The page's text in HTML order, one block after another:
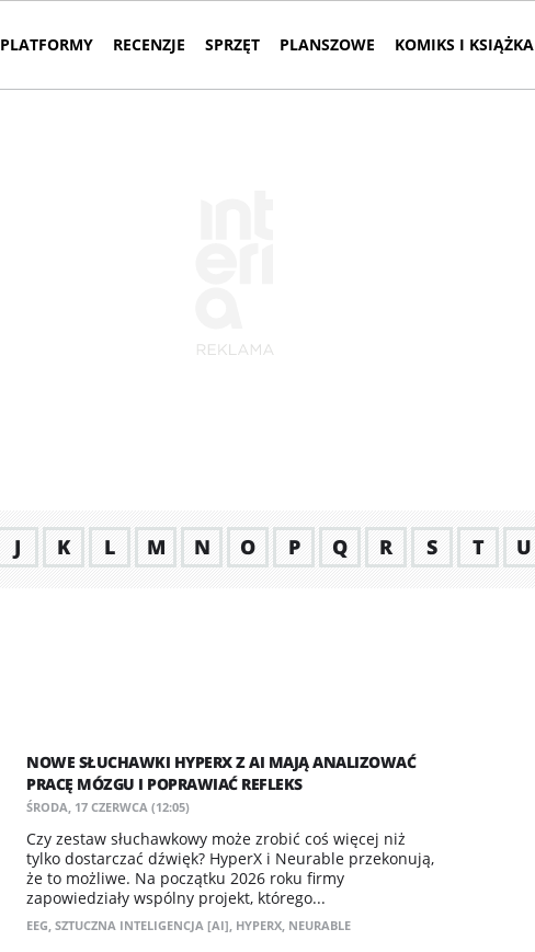
PLATFORMY RECENZJE SPRZĘT PLANSZOWE KOMIKS I KSIĄŻKA
J K L M N O P Q R S T U
NOWE SŁUCHAWKI HYPERX Z AI MAJĄ ANALIZOWAĆ
PRACĘ MÓZGU I POPRAWIAĆ REFLEKS
ŚRODA, 17 CZERWCA (12:05)
Czy zestaw słuchawkowy może zrobić coś więcej niż
tylko dostarczać dźwięk? HyperX i Neurable przekonują,
że to możliwe. Na początku 2026 roku firmy
zapowiedziały wspólny projekt, którego...
EEG, SZTUCZNA INTELIGENCJA [AI], HYPERX, NEURABLE